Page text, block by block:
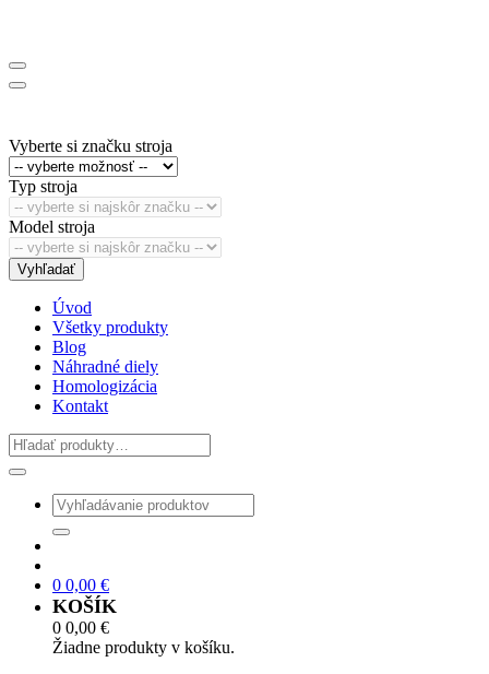
Vyberte si značku stroja
Typ stroja
Model stroja
Vyhľadať
Úvod
Všetky produkty
Blog
Náhradné diely
Homologizácia
Kontakt
0 0,00 €
KOŠÍK
0 0,00 €
Žiadne produkty v košíku.